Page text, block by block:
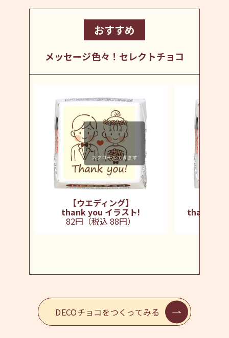
おすすめ
メッセージ色々！セレクトチョコ
【ウエディング】
thank you イラスト!
82円（税込 88円）
thank
スクロールできます
DECOチョコをつくってみる